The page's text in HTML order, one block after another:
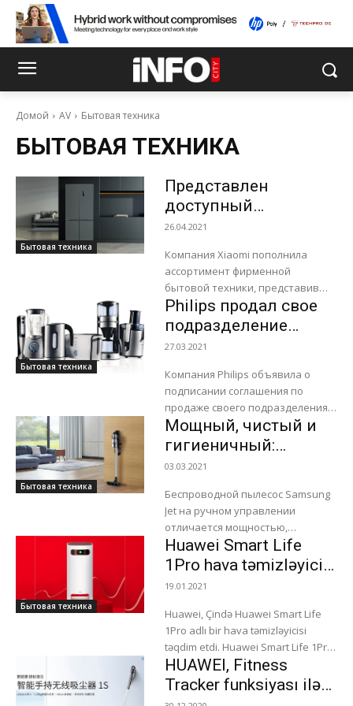
Домой AV Бытовая техника
БЫТОВАЯ ТЕХНИКА
Бытовая техника
Представлен
доступный
четырехдверный
26.04.2021
Компания Xiaomi пополнила
ассортимент фирменной
бытовой техники, представив
четырехдверный холодильник
MIJIA Cross 496L. Устройство
имеет ширину 833 мм и толщину
660 мм. Корпус имеет...
Бытовая техника
Philips продал свое
подразделение
бытовой техники за
3,7 млрд. евро
27.03.2021
Компания Philips объявила о
подписании соглашения по
продаже своего подразделения
бытовой техники глобальной
инвестиционной компании
подразделения в 2020 году
составила...
Бытовая техника
Мощный, чистый и
гигиеничный:
подробный обзор
Jet
03.03.2021
Беспроводной пылесос Samsung
Jet на ручном управлении
отличается мощностью,
легкостью и разработан для того,
чтобы всегда обеспечивать
чистоту и порядок в вашем доме.
А...
Бытовая техника
Huawei Smart Life
1Pro hava təmizləyicisi
təqdim edildi
19.01.2021
Huawei, Çində Huawei Smart Life
1Pro adlı bir hava təmizləyicisi
təqdim etdi. Huawei Smart Life 1Pro,
Huawei Mall-da 338 dollar
dəyərindədir. Yeni məhsulların
HUAWEI, Fitness
Tracker funksiyası ilə